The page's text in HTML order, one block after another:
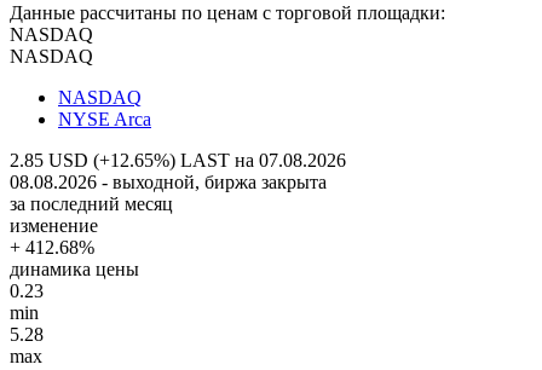
Данные рассчитаны по ценам с торговой площадки:
NASDAQ
NASDAQ
NASDAQ
NYSE Arca
2.85 USD (+12.65%) LAST на 07.08.2026
08.08.2026 - выходной, биржа закрыта
за последний месяц
изменение
+ 412.68%
динамика цены
0.23
min
5.28
max